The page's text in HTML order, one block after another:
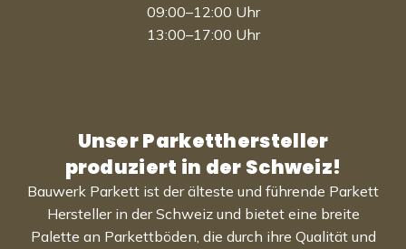
09:00–12:00 Uhr
13:00–17:00 Uhr
Unser Parketthersteller
produziert in der Schweiz!
Bauwerk Parkett ist der älteste und führende Parkett
Hersteller in der Schweiz und bietet eine breite
Palette an Parkettböden, die durch ihre Qualität und